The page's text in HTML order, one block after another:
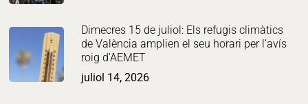
Dimecres 15 de juliol: Els refugis climàtics
de València amplien el seu horari per l’avís
roig d’AEMET
juliol 14, 2026